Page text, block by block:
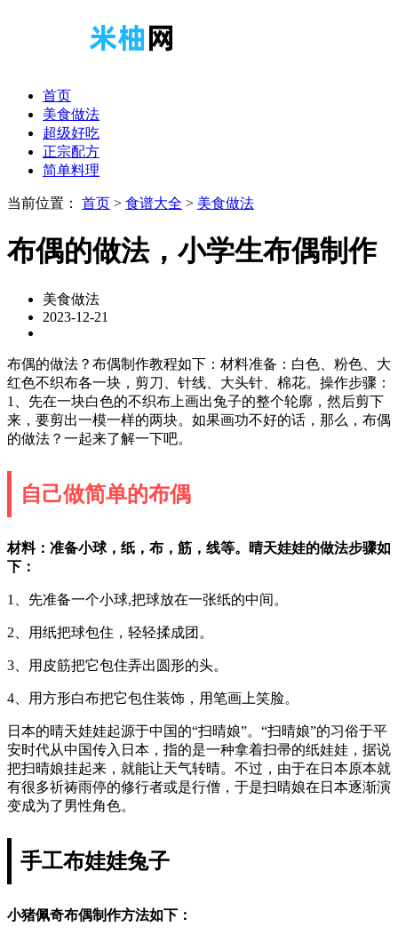
首页
美食做法
超级好吃
正宗配方
简单料理
当前位置： 首页 > 食谱大全 > 美食做法
布偶的做法，小学生布偶制作
美食做法
2023-12-21
布偶的做法？布偶制作教程如下：材料准备：白色、粉色、大
红色不织布各一块，剪刀、针线、大头针、棉花。操作步骤：
1、先在一块白色的不织布上画出兔子的整个轮廓，然后剪下
来，要剪出一模一样的两块。如果画功不好的话，那么，布偶
的做法？一起来了解一下吧。
自己做简单的布偶
材料：准备小球，纸，布，筋，线等。晴天娃娃的做法步骤如
下：
1、先准备一个小球,把球放在一张纸的中间。
2、用纸把球包住，轻轻揉成团。
3、用皮筋把它包住弄出圆形的头。
4、用方形白布把它包住装饰，用笔画上笑脸。
日本的晴天娃娃起源于中国的“扫晴娘”。“扫晴娘”的习俗于平
安时代从中国传入日本，指的是一种拿着扫帚的纸娃娃，据说
把扫晴娘挂起来，就能让天气转晴。不过，由于在日本原本就
有很多祈祷雨停的修行者或是行僧，于是扫晴娘在日本逐渐演
变成为了男性角色。
手工布娃娃兔子
小猪佩奇布偶制作方法如下：